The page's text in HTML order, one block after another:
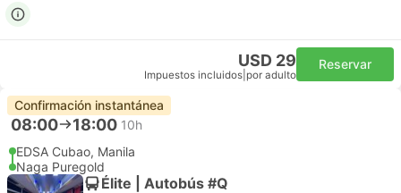
USD 29
Impuestos incluidos por adulto
Reservar
Confirmación instantánea
08:00 18:00 10h
EDSA Cubao, Manila
Naga Puregold
Élite | Autobús #Q